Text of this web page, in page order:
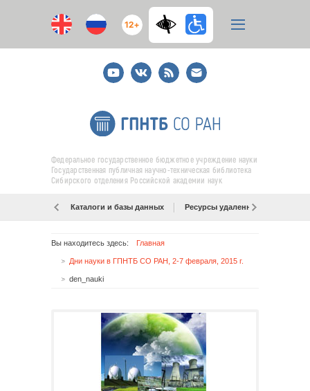
12+
YoutubeВКонтакте
RSS
E-
mail
подписка
Федеральное государственное бюджетное учреждение науки
Государственная публичная научно-техническая библиотека
Сибирского отделения Российской академии наук
Каталоги и базы данных Ресурсы удаленного доступа
Вы находитесь здесь: Главная
Дни науки в ГПНТБ СО РАН, 2-7 февраля, 2015 г.
den_nauki